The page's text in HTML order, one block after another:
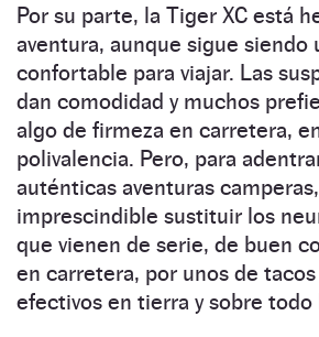
Por su parte, la Tiger XC está
aventura, aunque sigue siendo
confortable para viajar. Las
dan comodidad y muchos
algo de firmeza en carretera,
polivalencia. Pero, para
auténticas aventuras
imprescindible sustituir los
que vienen de serie, de buen
en carretera, por unos de
efectivos en tierra y sobre todo